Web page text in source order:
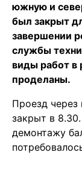
южную и
был закрыт
завершении
службы
виды работ в
проделаны.
Проезд
закрыт в
демонтажу